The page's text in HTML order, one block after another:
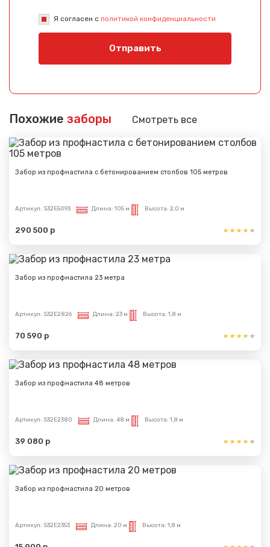
Я согласен с политикой конфиденциальности
Отправить
Похожие заборы Смотреть все
Забор из профнастила с бетонированием столбов 105 метров
Артикул: S32E5093 Длина: 105 м Высота: 2,0 м
290 500 р
Забор из профнастила 23 метра
Артикул: S32E2826 Длина: 23 м Высота: 1,8 м
70 590 р
Забор из профнастила 48 метров
Артикул: S32E2380 Длина: 48 м Высота: 1,8 м
39 080 р
Забор из профнастила 20 метров
Артикул: S32E2353 Длина: 20 м Высота: 1,8 м
Сообщение успешно
отправлено